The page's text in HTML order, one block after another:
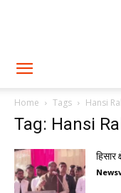
Home Tags Hansi
Tag: Hansi
हिसार